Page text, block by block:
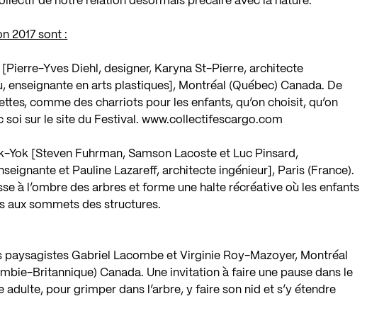
2017 sont :
Yves Diehl, designer, Karyna St-Pierre, architecte
enseignante en arts plastiques], Montréal (Québec) Canada. De
comme des charriots pour les enfants, qu’on choisit, qu’on
soi sur le site du Festival.www.collectifescargo.com
Yok [Steven Fuhrman, Samson Lacoste et Luc Pinsard,
et Pauline Lazareff, architecte ingénieur], Paris (France).
à l’ombre des arbres et forme une halte récréative où les enfants
aux sommets des structures.
paysagistes Gabriel Lacombe et Virginie Roy-Mazoyer, Montréal
Britannique) Canada. Une invitation à faire une pause dans le
adulte, pour grimper dans l’arbre, y faire son nid et s’y étendre